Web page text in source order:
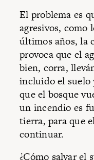
El problema es
agresivos, como
últimos años, la
provoca que el
bien, corra,
incluido el suelo
que el bosque
un incendio es
tierra, para que
continuar.
¿Cómo salvar el